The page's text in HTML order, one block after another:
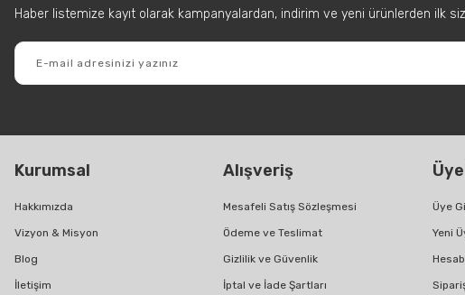
Haber listemize kayıt olarak kampanyalardan, indirim ve yeni ürünlerden ilk
Kurumsal
Hakkımızda
Vizyon & Misyon
Blog
İletişim
Alışveriş
Mesafeli Satış Sözleşmesi
Ödeme ve Teslimat
Gizlilik ve Güvenlik
İptal ve İade Şartları
Üye
Yeni